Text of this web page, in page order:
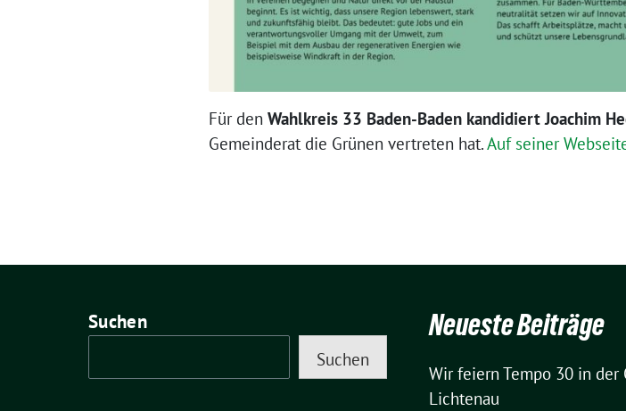
Für den Wahlkreis 33 Baden-Baden kandidiert Joachim
Gemeinderat die Grünen vertreten hat.Auf seiner
Suchen
Suchen
Neueste Beiträge
Wir feiern Tempo 30 in
Lichtenau